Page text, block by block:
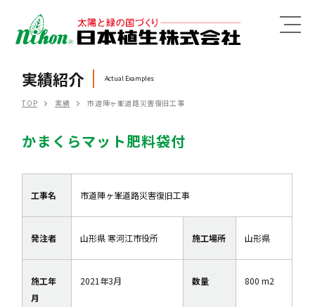
MENU
実績紹介 Actual Examples
TOP 実績 市道陣ヶ峯道路災害復旧工事
かまくらマット肥料袋付
工事名 市道陣ヶ峯道路災害復旧工事
発注者 山形県 寒河江市役所 施工場所 山形県
施工年
月
2021年3月 数量 800 m2